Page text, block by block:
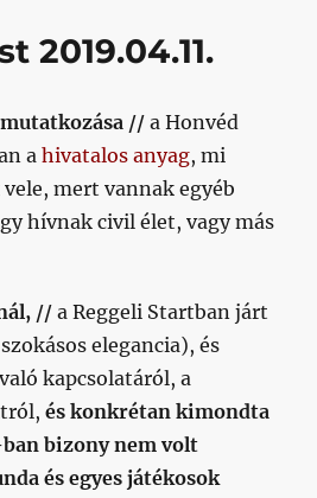
2019.04.11.
//a Honvéd
ahivatalos anyag, mi
mert vannak egyéb
hívnak civil élet, vagy más
//a Reggeli Startban járt
elegancia), és
kapcsolatáról, a
és konkrétan kimondta
bizony nem volt
és egyes játékosok